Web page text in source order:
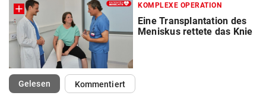
KOMPLEXE OPERATION
Eine Transplantation des
Meniskus rettete das Knie
Gelesen(ausgewählt)Kommentiert